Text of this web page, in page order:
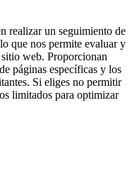
realizar un seguimiento de
que nos permite evaluar y
web. Proporcionan
páginas específicas y los
Si eliges no permitir
limitados para optimizar